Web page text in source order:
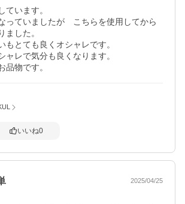
ています。
っていましたが　こちらを使用してから
ました。
もとても良くオシャレです。
ャレで気分も良くなります。
品物です。
いいね0
2025/04/25